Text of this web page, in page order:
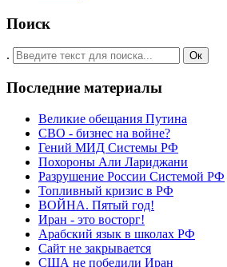
Поиск
. Ок
Последние материалы
Великие обещания Путина
СВО - бизнес на войне?
Гений МИД Системы РФ
Похороны Али Лариджани
Разрушение России Системой РФ
Топливный кризис в РФ
ВОЙНА. Пятый год!
Иран - это восторг!
Арабский язык в школах РФ
Сайт не закрывается
США не победили Иран